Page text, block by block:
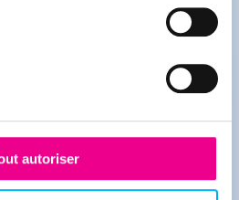
autoriser
démonstration